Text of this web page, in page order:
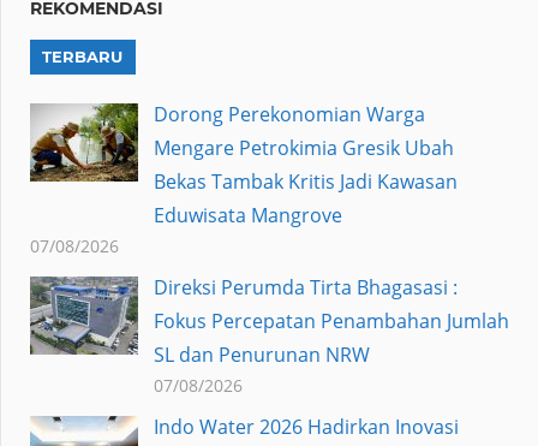
REKOMENDASI
TERBARU
Dorong Perekonomian Warga
Mengare Petrokimia Gresik Ubah
Bekas Tambak Kritis Jadi Kawasan
Eduwisata Mangrove
07/08/2026
Direksi Perumda Tirta Bhagasasi :
Fokus Percepatan Penambahan Jumlah
SL dan Penurunan NRW
07/08/2026
Indo Water 2026 Hadirkan Inovasi